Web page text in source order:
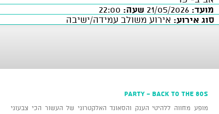
מועד:
שעה:
סוג אירוע: אירוע משולב עמידה/ישיבה
Party - Back To The 80s
מופע מחווה ללהיטי הענק והסאונד האלקטרוני של העשור הכי צבעוני